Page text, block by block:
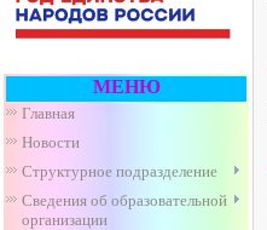
МЕНЮ
Главная
Новости
Структурное подразделение
Сведения об образовательной
организации